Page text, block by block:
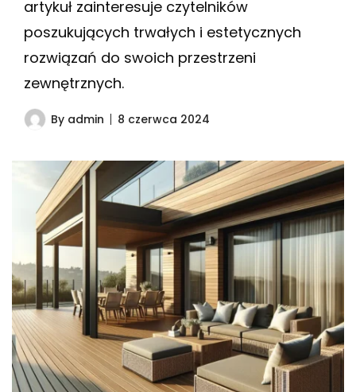
artykuł zainteresuje czytelników
poszukujących trwałych i estetycznych
rozwiązań do swoich przestrzeni
zewnętrznych.
By admin 8 czerwca 2024